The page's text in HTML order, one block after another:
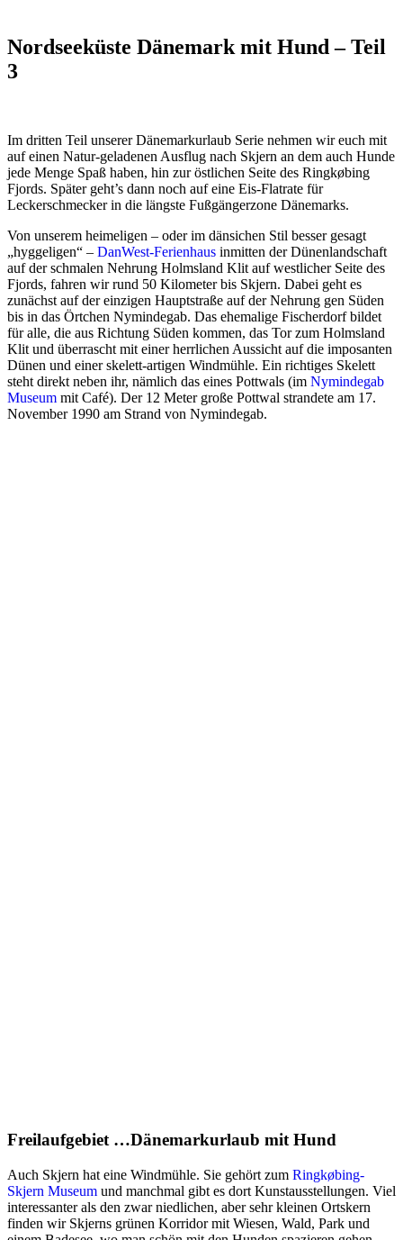
Nordseeküste Dänemark mit Hund – Teil
3
Im dritten Teil unserer Dänemarkurlaub Serie nehmen wir euch mit
auf einen Natur-geladenen Ausflug nach Skjern an dem auch Hunde
jede Menge Spaß haben, hin zur östlichen Seite des Ringkøbing
Fjords. Später geht’s dann noch auf eine Eis-Flatrate für
Leckerschmecker in die längste Fußgängerzone Dänemarks.
Von unserem heimeligen – oder im dänsichen Stil besser gesagt
„hyggeligen“ – DanWest-Ferienhaus inmitten der Dünenlandschaft
auf der schmalen Nehrung Holmsland Klit auf westlicher Seite des
Fjords, fahren wir rund 50 Kilometer bis Skjern. Dabei geht es
zunächst auf der einzigen Hauptstraße auf der Nehrung gen Süden
bis in das Örtchen Nymindegab. Das ehemalige Fischerdorf bildet
für alle, die aus Richtung Süden kommen, das Tor zum Holmsland
Klit und überrascht mit einer herrlichen Aussicht auf die imposanten
Dünen und einer skelett-artigen Windmühle. Ein richtiges Skelett
steht direkt neben ihr, nämlich das eines Pottwals (im Nymindegab
Museum mit Café). Der 12 Meter große Pottwal strandete am 17.
November 1990 am Strand von Nymindegab.
Freilaufgebiet …Dänemarkurlaub mit Hund
Auch Skjern hat eine Windmühle. Sie gehört zum Ringkøbing-
Skjern Museum und manchmal gibt es dort Kunstausstellungen. Viel
interessanter als den zwar niedlichen, aber sehr kleinen Ortskern
finden wir Skjerns grünen Korridor mit Wiesen, Wald, Park und